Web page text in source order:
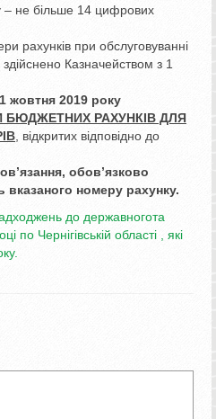
– не більше 14 цифрових
рахунків при обслуговуванні
Казначейством з 1
жовтня 2019 року
БЮДЖЕТНИХ РАХУНКІВ ДЛЯ
, відкритих відповідно до
обов’язково
вказаного номеру рахунку.
до державногота
по Чернігівській області , які